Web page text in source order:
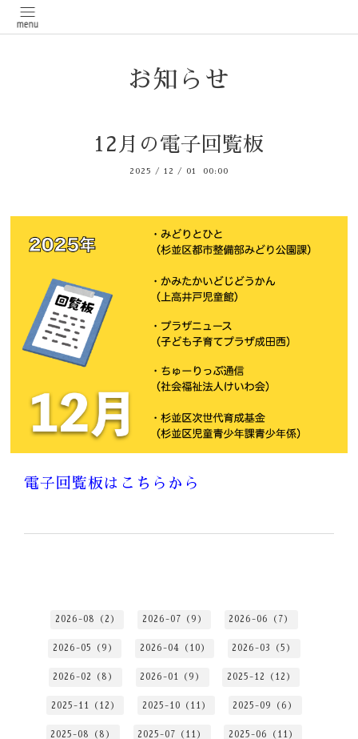
お知らせ
12月の電子回覧板
2025 / 12 / 01 00:00
電子回覧板はこちらから
2026-08（2） 2026-07（9） 2026-06（7）
2026-05（9） 2026-04（10） 2026-03（5）
2026-02（8） 2026-01（9） 2025-12（12）
2025-11（12） 2025-10（11） 2025-09（6）
2025-08（8） 2025-07（11） 2025-06（11）